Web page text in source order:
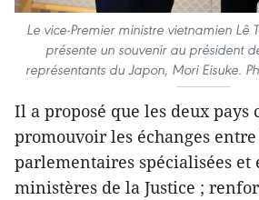
Le vice-Premier ministre vietnamien Lê
présente un souvenir au président
représentants du Japon, Mori Eisuke.
Il a proposé que les deux pays
promouvoir les échanges
parlementaires spécialisées et
ministères de la Justice ;